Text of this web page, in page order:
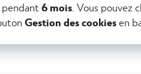
pendant 6 mois . Vous pouvez
Gestion des cookiesen